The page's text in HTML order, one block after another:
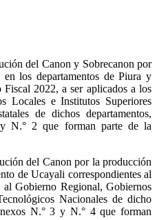
del Canon y Sobrecanon por
los departamentos de Piura y
2022, a ser aplicados a los
Locales e Institutos Superiores
de dichos departamentos,
N.° 2 que forman parte de la
del Canon por la producción
de Ucayali correspondientes al
Gobierno Regional, Gobiernos
Nacionales de dicho
N.° 3 y N.° 4 que forman